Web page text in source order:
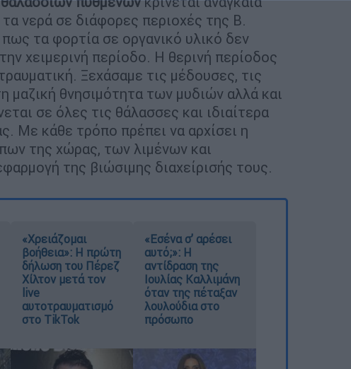
νερά σε διάφορες περιοχές της Β.
τα φορτία σε οργανικό υλικό δεν
χειμερινή περίοδο. Η θερινή περίοδος
Ξεχάσαμε τις μέδουσες, τις
θνησιμότητα των μυδιών αλλά και
σε όλες τις θάλασσες και ιδιαίτερα
Με κάθε τρόπο πρέπει να αρχίσει η
της χώρας, των λιμένων και
της βιώσιμης διαχείρισής τους.
«Χρειάζομαι
βοήθεια»: Η πρώτη
δήλωση του Πέρεζ
Χίλτον μετά τον
live
αυτοτραυματισμό
στο TikTok
«Εσένα σ’ αρέσει
αυτό;»: Η
αντίδραση της
Ιουλίας Καλλιμάνη
όταν της πέταξαν
λουλούδια στο
πρόσωπο